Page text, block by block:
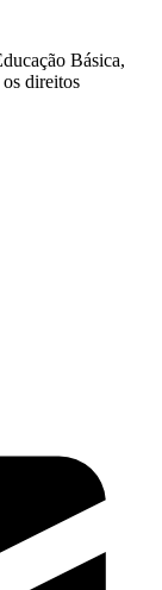
Básica,
direitos